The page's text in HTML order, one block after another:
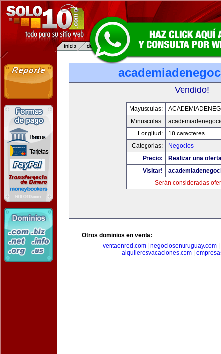
Vendido!
Mayusculas:
Minusculas:
Longitud:
18 caracteres
Categorias:
Negocios
Precio:
Realizar una
Visitar!
Serán consideradas
Otros dominios en venta:
ventaenred.com
negociosenuruguay.com
alquileresvacaciones.com|